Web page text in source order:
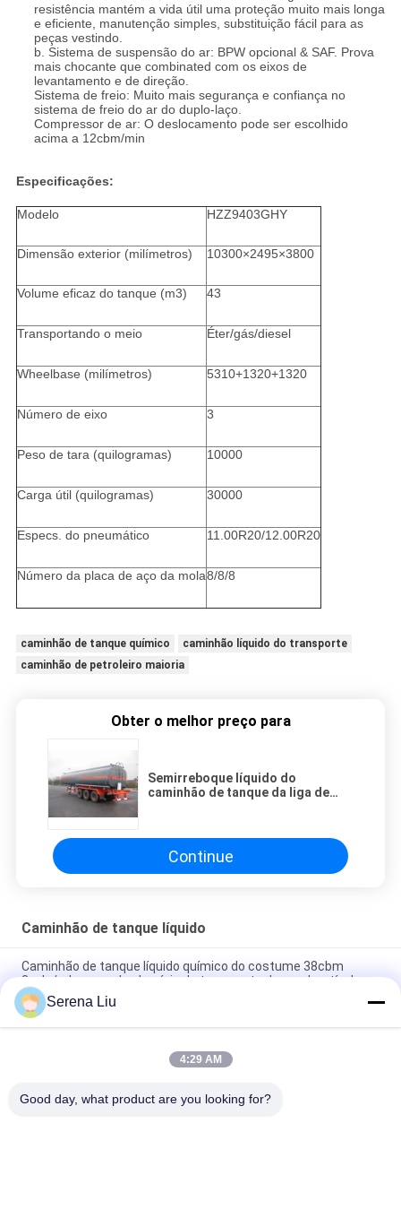
resistência mantém a vida útil uma proteção muito mais longa
e eficiente, manutenção simples, substituição fácil para as
peças vestindo.
b. Sistema de suspensão do ar: BPW opcional & SAF. Prova
mais chocante que combinated com os eixos de
levantamento e de direção.
Sistema de freio: Muito mais segurança e confiança no
sistema de freio do ar do duplo-laço.
Compressor de ar: O deslocamento pode ser escolhido
acima a 12cbm/min
Especificações:
Modelo HZZ9403GHY
Dimensão exterior (milímetros) 10300×2495×3800
Volume eficaz do tanque (m3) 43
Transportando o meio Éter/gás/diesel
Wheelbase (milímetros) 5310+1320+1320
Número de eixo 3
Peso de tara (quilogramas) 10000
Carga útil (quilogramas) 30000
Especs. do pneumático 11.00R20/12.00R20
Número da placa de aço da mola8/8/8
caminhão de tanque químico
caminhão líquido do transporte
caminhão de petroleiro maioria
Obter o melhor preço para
Semirreboque líquido do
caminhão de tanque da liga de
Continue
Caminhão de tanque líquido
Caminhão de tanque líquido químico do costume 38cbm
3axle/reboques de alumínio do transporte do combustível
Caminhão de tanque líquido diesel com os 3 eixos de BPW,
SUS 42500L do gás do Aether
Capacidade química líquida 24700l de Dongfeng 8x4 Faw do
Serena Liu
4:29 AM
Good day, what product are you looking for?